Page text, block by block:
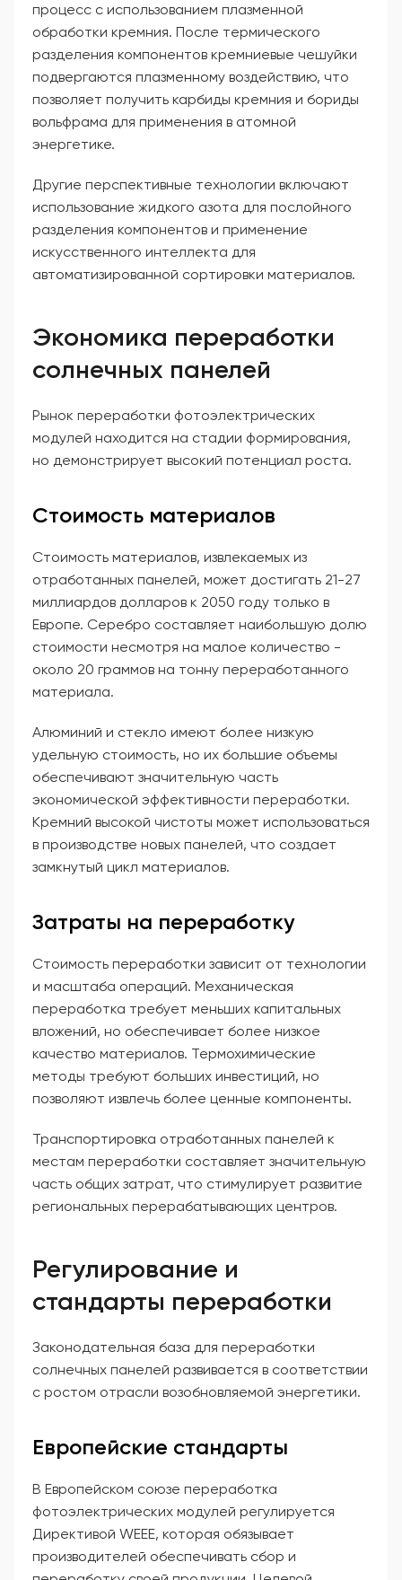
процесс с использованием плазменной
обработки кремния. После термического
разделения компонентов кремниевые чешуйки
подвергаются плазменному воздействию, что
позволяет получить карбиды кремния и бориды
вольфрама для применения в атомной
энергетике.
Другие перспективные технологии включают
использование жидкого азота для послойного
разделения компонентов и применение
искусственного интеллекта для
автоматизированной сортировки материалов.
Экономика переработки
солнечных панелей
Рынок переработки фотоэлектрических
модулей находится на стадии формирования,
но демонстрирует высокий потенциал роста.
Стоимость материалов
Стоимость материалов, извлекаемых из
отработанных панелей, может достигать 21-27
миллиардов долларов к 2050 году только в
Европе. Серебро составляет наибольшую долю
стоимости несмотря на малое количество -
около 20 граммов на тонну переработанного
материала.
Алюминий и стекло имеют более низкую
удельную стоимость, но их большие объемы
обеспечивают значительную часть
экономической эффективности переработки.
Кремний высокой чистоты может использоваться
в производстве новых панелей, что создает
замкнутый цикл материалов.
Затраты на переработку
Стоимость переработки зависит от технологии
и масштаба операций. Механическая
переработка требует меньших капитальных
вложений, но обеспечивает более низкое
качество материалов. Термохимические
методы требуют больших инвестиций, но
позволяют извлечь более ценные компоненты.
Транспортировка отработанных панелей к
местам переработки составляет значительную
часть общих затрат, что стимулирует развитие
региональных перерабатывающих центров.
Регулирование и
стандарты переработки
Законодательная база для переработки
солнечных панелей развивается в соответствии
с ростом отрасли возобновляемой энергетики.
Европейские стандарты
В Европейском союзе переработка
фотоэлектрических модулей регулируется
Директивой WEEE, которая обязывает
производителей обеспечивать сбор и